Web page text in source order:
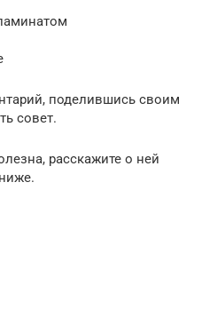
поделившись своим
совет.
расскажите о ней